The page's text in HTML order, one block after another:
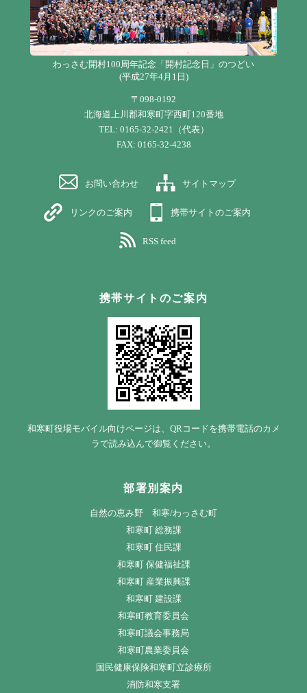
わっさむ開村100周年記念「開村記念日」のつどい
(平成27年4月1日)
〒098-0192
北海道上川郡和寒町字西町120番地
TEL: 0165-32-2421（代表）
FAX: 0165-32-4238
お問い合わせ サイトマップ
リンクのご案内 携帯サイトのご案内
RSS feed
携帯サイトのご案内
和寒町役場モバイル向けページは、QRコードを携帯電話のカメ
ラで読み込んで御覧ください。
部署別案内
自然の恵み野 和寒/わっさむ町
和寒町 総務課
和寒町 住民課
和寒町 保健福祉課
和寒町 産業振興課
和寒町 建設課
和寒町教育委員会
和寒町議会事務局
和寒町農業委員会
国民健康保険和寒町立診療所
消防和寒支署